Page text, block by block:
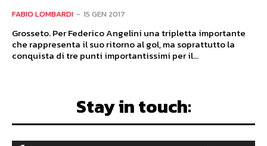
FABIO LOMBARDI - 15 GEN 2017
Grosseto. Per Federico Angelini una tripletta importante
che rappresenta il suo ritorno al gol, ma soprattutto la
conquista di tre punti importantissimi per il...
Stay in touch: